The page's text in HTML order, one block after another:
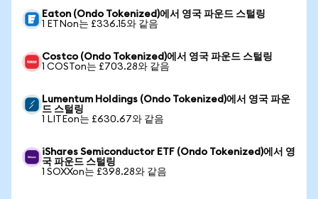
Eaton (Ondo Tokenized)에서 영국 파운드 스털링
1 ETNon는 £336.15와 같음
Costco (Ondo Tokenized)에서 영국 파운드 스털링
1 COSTon는 £703.28와 같음
Lumentum Holdings (Ondo Tokenized)에서 영국 파운
드 스털링
1 LITEon는 £630.67와 같음
iShares Semiconductor ETF (Ondo Tokenized)에서 영
국 파운드 스털링
1 SOXXon는 £398.28와 같음